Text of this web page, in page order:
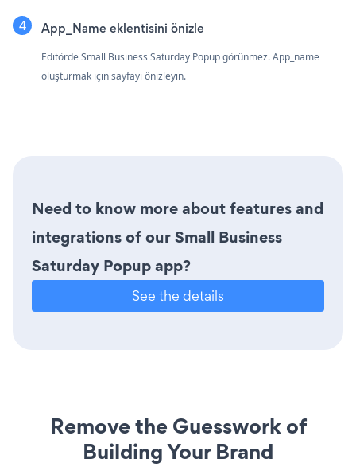
App_Name eklentisini önizle
Editörde Small Business Saturday Popup görünmez. App_name
oluşturmak için sayfayı önizleyin.
Need to know more about features and
integrations of our Small Business
Saturday Popup app?
See the details
Remove the Guesswork of
Building Your Brand